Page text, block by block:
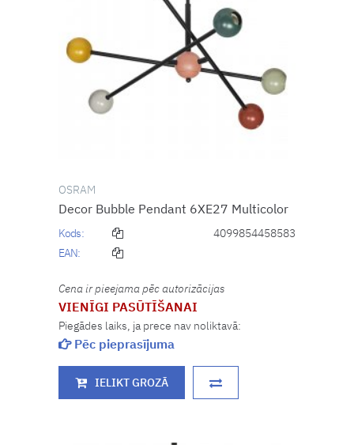
OSRAM
Decor Bubble Pendant 6XE27 Multicolor
Kods:
4099854458583
EAN:
Cena ir pieejama pēc autorizācijas
VIENĪGI PASŪTĪŠANAI
Piegādes laiks, ja prece nav noliktavā:
Pēc pieprasījuma
IELIKT GROZĀ